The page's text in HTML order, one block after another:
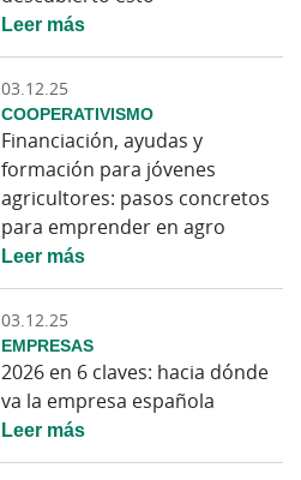
Leer más
03.12.25
COOPERATIVISMO
Financiación, ayudas y
formación para jóvenes
agricultores: pasos concretos
para emprender en agro
Leer más
03.12.25
EMPRESAS
2026 en 6 claves: hacia dónde
va la empresa española
Leer más